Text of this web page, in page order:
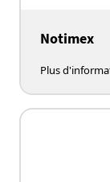
Notimex
Plus